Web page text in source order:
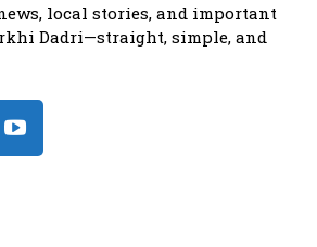
local stories, and important
Dadri—straight, simple, and